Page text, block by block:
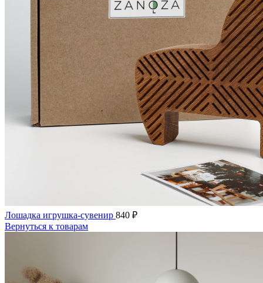
Лошадка игрушка-сувенир 840 ₽
Вернуться к товарам